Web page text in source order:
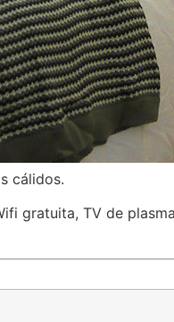
cálidos.
gratuita, TV de